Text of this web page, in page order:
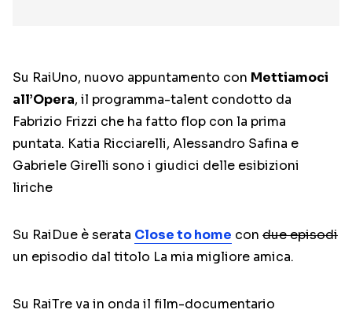
Su RaiUno, nuovo appuntamento con Mettiamoci
all’Opera, il programma-talent condotto da
Fabrizio Frizzi che ha fatto flop con la prima
puntata. Katia Ricciarelli, Alessandro Safina e
Gabriele Girelli sono i giudici delle esibizioni
liriche
Su RaiDue è serata Close to home con due episodi
un episodio dal titolo La mia migliore amica.
Su RaiTre va in onda il film-documentario